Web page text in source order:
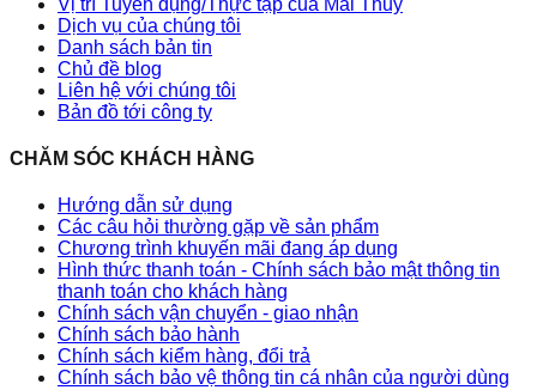
Vị trí Tuyển dụng/Thực tập của Mai Thủy
Dịch vụ của chúng tôi
Danh sách bản tin
Chủ đề blog
Liên hệ với chúng tôi
Bản đồ tới công ty
CHĂM SÓC KHÁCH HÀNG
Hướng dẫn sử dụng
Các câu hỏi thường gặp về sản phẩm
Chương trình khuyến mãi đang áp dụng
Hình thức thanh toán - Chính sách bảo mật thông tin
thanh toán cho khách hàng
Chính sách vận chuyển - giao nhận
Chính sách bảo hành
Chính sách kiểm hàng, đổi trả
Chính sách bảo vệ thông tin cá nhân của người dùng